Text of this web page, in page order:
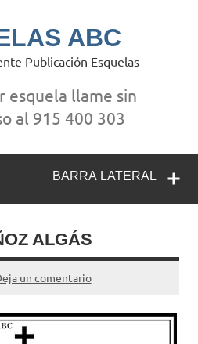
ABC
Publicación Esquelas
esquela llame sin
al 915 400 303
BARRA LATERAL
ALGÁS
un comentario